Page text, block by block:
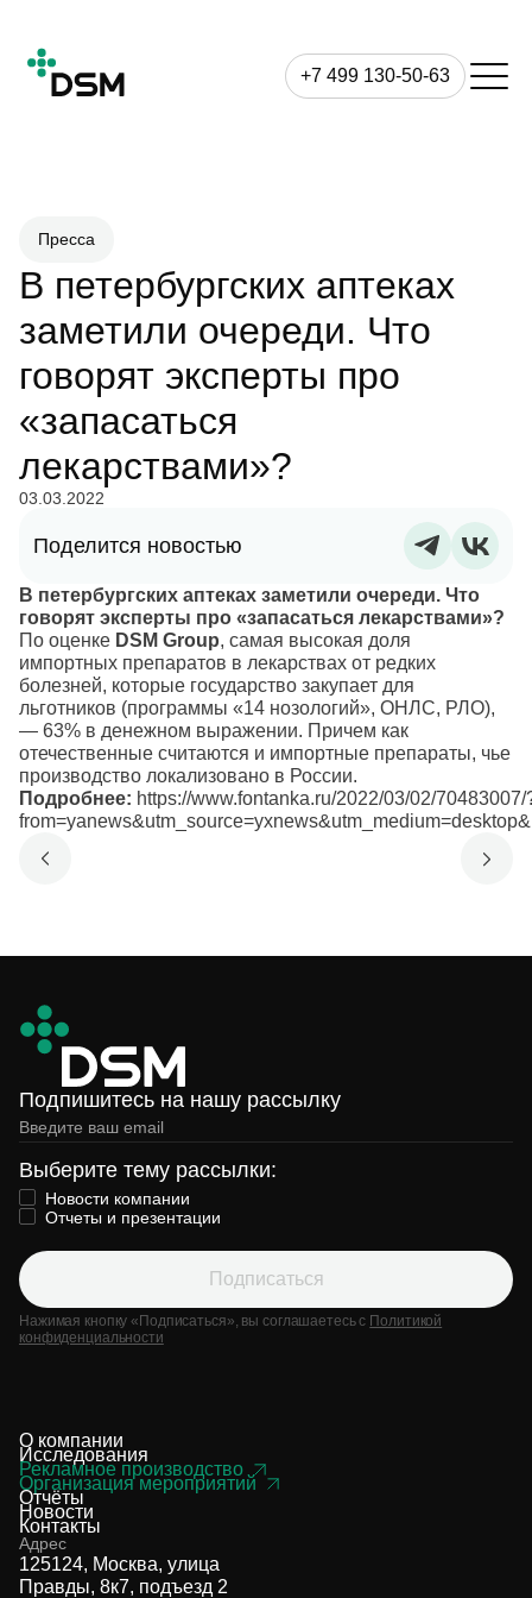
+7 499 130-50-63
Пресса
В петербургских аптеках
заметили очереди. Что
говорят эксперты про
«запасаться
лекарствами»?
03.03.2022
Поделится новостью
В петербургских аптеках заметили очереди. Что
говорят эксперты про «запасаться лекарствами»?
По оценке DSM Group, самая высокая доля
импортных препаратов в лекарствах от редких
болезней, которые государство закупает для
льготников (программы «14 нозологий», ОНЛС, РЛО),
— 63% в денежном выражении. Причем как
отечественные считаются и импортные препараты, чье
производство локализовано в России.
Подробнее: https://www.fontanka.ru/2022/03/02/70483007/
Подпишитесь на нашу рассылку
Выберите тему рассылки:
Новости компании
Отчеты и презентации
Подписаться
Нажимая кнопку «Подписаться», вы соглашаетесь с Политикой
конфиденциальности
О компании
Исследования
Рекламное производство
Организация мероприятий
Отчёты
Новости
Контакты
Адрес
125124, Москва, улица
Правды, 8к7, подъезд 2